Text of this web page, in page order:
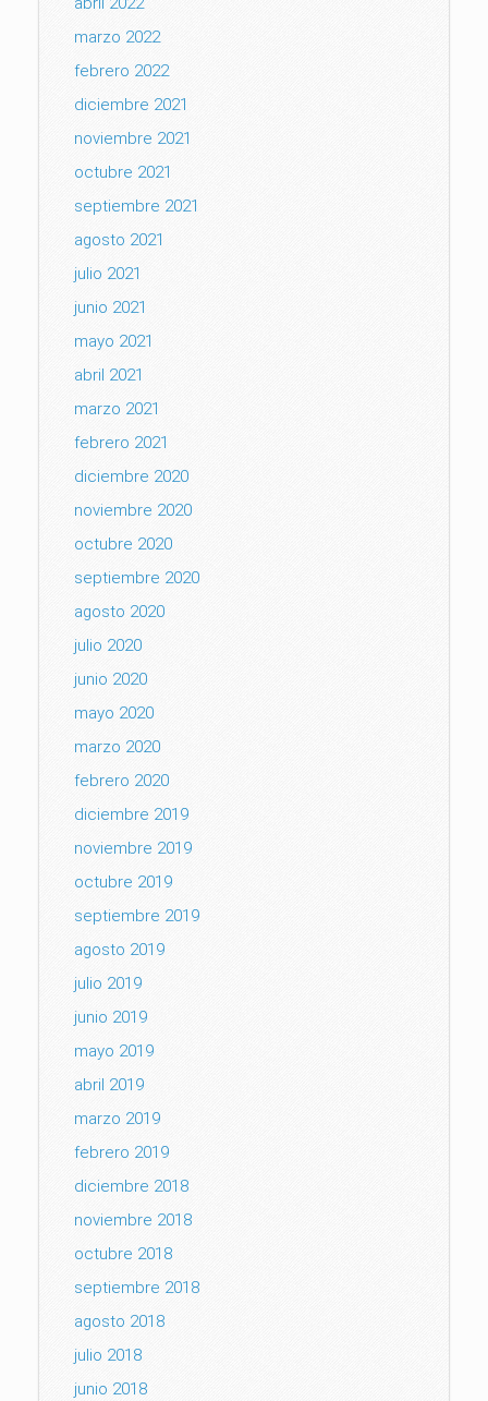
marzo 2022
febrero 2022
diciembre 2021
noviembre 2021
octubre 2021
septiembre 2021
agosto 2021
julio 2021
junio 2021
mayo 2021
abril 2021
marzo 2021
febrero 2021
diciembre 2020
noviembre 2020
octubre 2020
septiembre 2020
agosto 2020
julio 2020
junio 2020
mayo 2020
marzo 2020
febrero 2020
diciembre 2019
noviembre 2019
octubre 2019
septiembre 2019
agosto 2019
julio 2019
junio 2019
mayo 2019
abril 2019
marzo 2019
febrero 2019
diciembre 2018
noviembre 2018
octubre 2018
septiembre 2018
agosto 2018
julio 2018
junio 2018